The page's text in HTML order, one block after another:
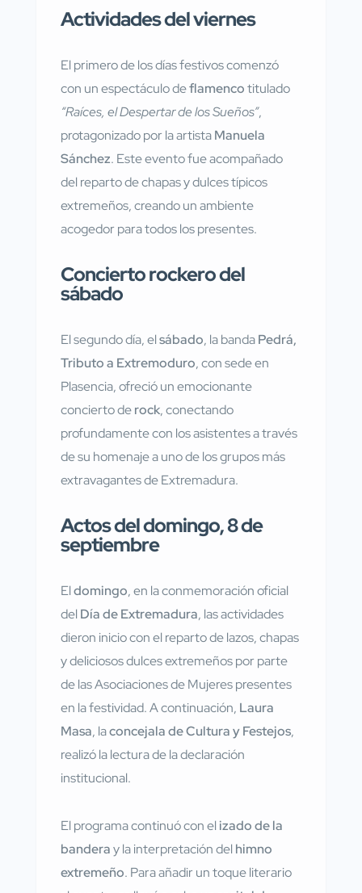
Actividades del viernes
El primero de los días festivos comenzó
con un espectáculo deflamencotitulado
“Raíces, el Despertar de los Sueños”,
protagonizado por la artistaManuela
Sánchez. Este evento fue acompañado
del reparto de chapas y dulces típicos
extremeños, creando un ambiente
acogedor para todos los presentes.
Concierto rockero del
sábado
El segundo día, elsábado, la bandaPedrá,
Tributo a Extremoduro, con sede en
Plasencia, ofreció un emocionante
concierto derock, conectando
profundamente con los asistentes a través
de su homenaje a uno de los grupos más
extravagantes de Extremadura.
Actos del domingo, 8 de
septiembre
Eldomingo, en la conmemoración oficial
delDía de Extremadura, las actividades
dieron inicio con el reparto de lazos, chapas
y deliciosos dulces extremeños por parte
de las Asociaciones de Mujeres presentes
en la festividad. A continuación, Laura
Masa, laconcejala de Cultura y Festejos,
realizó la lectura de la declaración
institucional.
El programa continuó con elizado de la
banderay la interpretación delhimno
extremeño. Para añadir un toque literario